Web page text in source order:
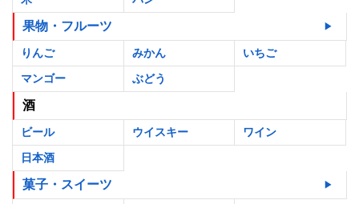
果物・フルーツ
りんご みかん
いちご
マンゴー
ぶどう
酒
ビール ウイスキー
ワイン
日本酒
菓子・スイーツ